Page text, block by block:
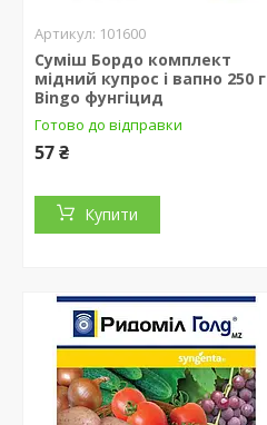
101600
Суміш Бордо комплект
мідний купрос і вапно 250 г
Bingo фунгіцид
Готово до відправки
57 ₴
Купити